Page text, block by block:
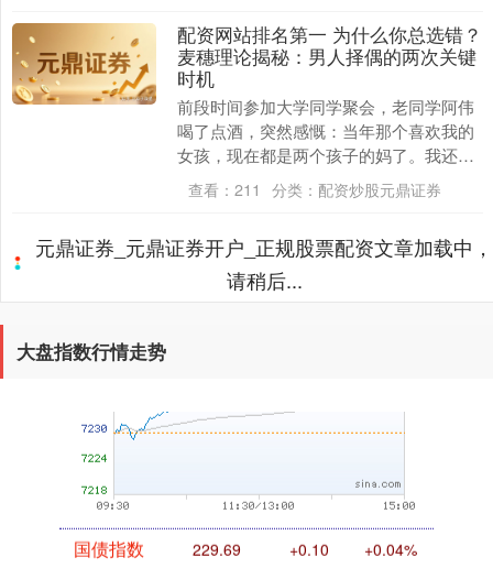
配资网站排名第一 为什么你总选错？
麦穗理论揭秘：男人择偶的两次关键
时机
前段时间参加大学同学聚会，老同学阿伟
喝了点酒，突然感慨：当年那个喜欢我的
女孩，现在都是两个孩子的妈了。我还单
着，总觉得能遇到更好的，结果越等越
挑，现在连相亲都约....
查看： 211 分类： 配资炒股元鼎证券
元鼎证券_元鼎证券开户_正规股票配资文章加载中，
请稍后...
大盘指数行情走势
3563.12 +47.56 +1.35%
基金指数